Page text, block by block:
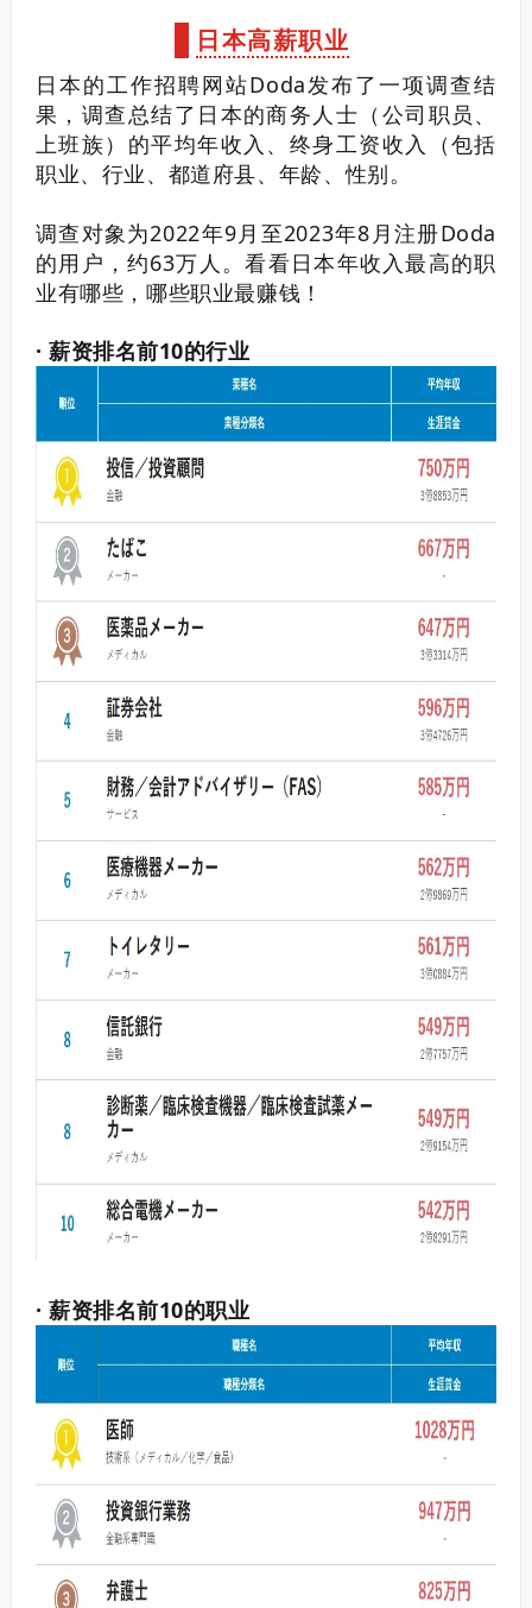
日本高薪职业
日本的工作招聘网站Doda发布了一项调查结
果，调查总结了日本的商务人士（公司职员、
上班族）的平均年收入、终身工资收入（包括
职业、行业、都道府县、年龄、性别。
调查对象为2022年9月至2023年8月注册Doda
的用户，约63万人。看看日本年收入最高的职
业有哪些，哪些职业最赚钱！
· 薪资排名前10的行业
· 薪资排名前10的职业